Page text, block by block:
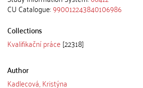
CU Catalogue:990012243840106986
Collections
Kvalifikační práce [22318]
Author
Kadlecová, Kristýna